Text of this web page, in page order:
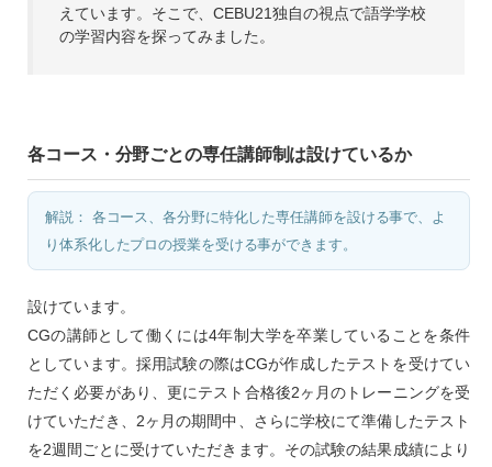
えています。そこで、CEBU21独自の視点で語学学校
の学習内容を探ってみました。
各コース・分野ごとの専任講師制は設けているか
解説： 各コース、各分野に特化した専任講師を設ける事で、よ
り体系化したプロの授業を受ける事ができます。
設けています。
CGの講師として働くには4年制大学を卒業していることを条件
としています。採用試験の際はCGが作成したテストを受けてい
ただく必要があり、更にテスト合格後2ヶ月のトレーニングを受
けていただき、2ヶ月の期間中、さらに学校にて準備したテスト
を2週間ごとに受けていただきます。その試験の結果成績により